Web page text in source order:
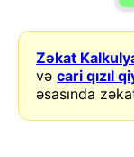
Zəkat
vəcari qızıl
əsasında